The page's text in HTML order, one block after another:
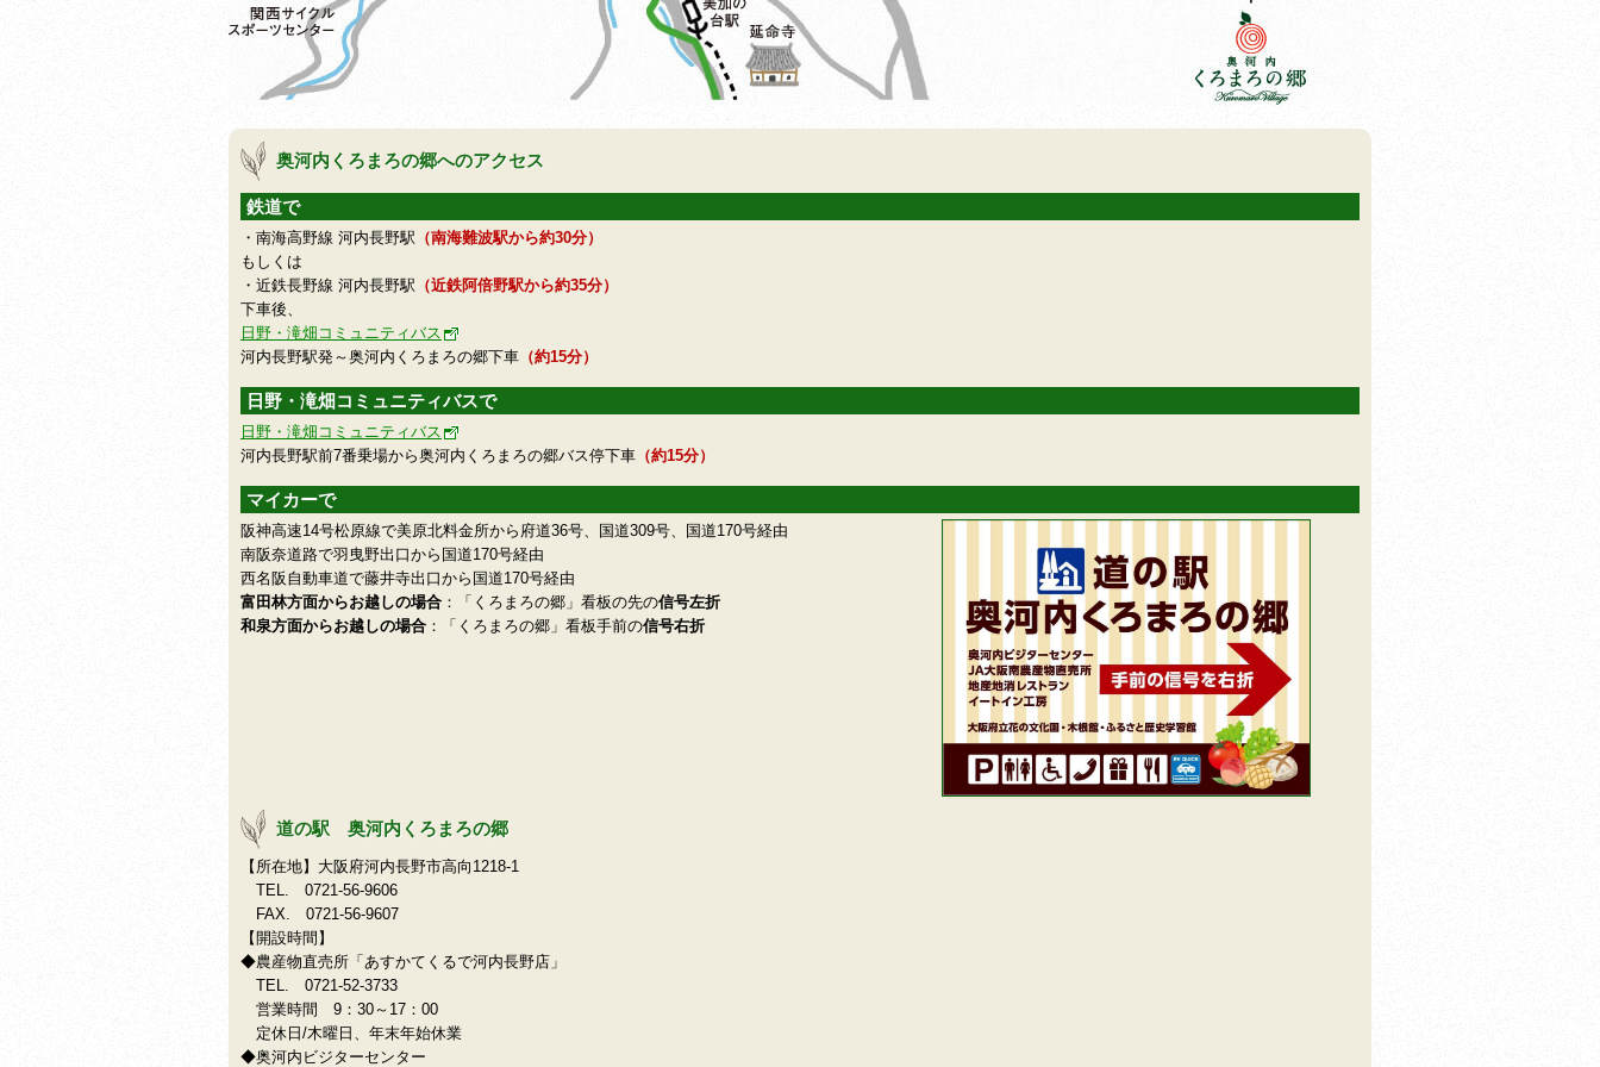
奥河内くろまろの郷へのアクセス
鉄道で
・南海高野線 河内長野駅 （南海難波駅から約30分）
もしくは
・近鉄長野線 河内長野駅 （近鉄阿倍野駅から約35分）
下車後、
日野・滝畑コミュニティバス
河内長野駅発～奥河内くろまろの郷下車 （約15分）
日野・滝畑コミュニティバスで
日野・滝畑コミュニティバス
河内長野駅前7番乗場から奥河内くろまろの郷バス停下車 （約15分）
マイカーで
阪神高速14号松原線で美原北料金所から府道36号、国道309号、国道170号経由
南阪奈道路で羽曳野出口から国道170号経由
西名阪自動車道で藤井寺出口から国道170号経由
富田林方面からお越しの場合 ：「くろまろの郷」看板の先の信号左折
和泉方面からお越しの場合 ：「くろまろの郷」看板手前の信号右折
道の駅 奥河内くろまろの郷
【所在地】大阪府河内長野市高向1218-1
TEL. 0721-56-9606
FAX. 0721-56-9607
【開設時間】
◆農産物直売所「 あすかてくるで河内長野店 」
TEL. 0721-52-3733
営業時間 9：30～17：00
定休日/木曜日、年末年始休業
◆奥河内ビジターセンター